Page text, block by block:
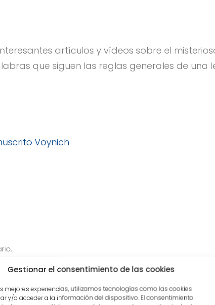
Gestionar el consentimiento de las cookies
mejores experiencias, utilizamos tecnologías como las cookies
y/o acceder a la información del dispositivo. El consentimiento
artículos y vídeos sobre el misterioso
que siguen las reglas generales de una
Voynich